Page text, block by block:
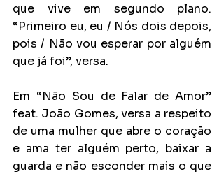
que vive em segundo plano.
“Primeiro eu, eu / Nós dois depois,
pois / Não vou esperar por alguém
que já foi”, versa.
Em “Não Sou de Falar de Amor”
feat. João Gomes, versa a respeito
de uma mulher que abre o coração
e ama ter alguém perto, baixar a
guarda e não esconder mais o que